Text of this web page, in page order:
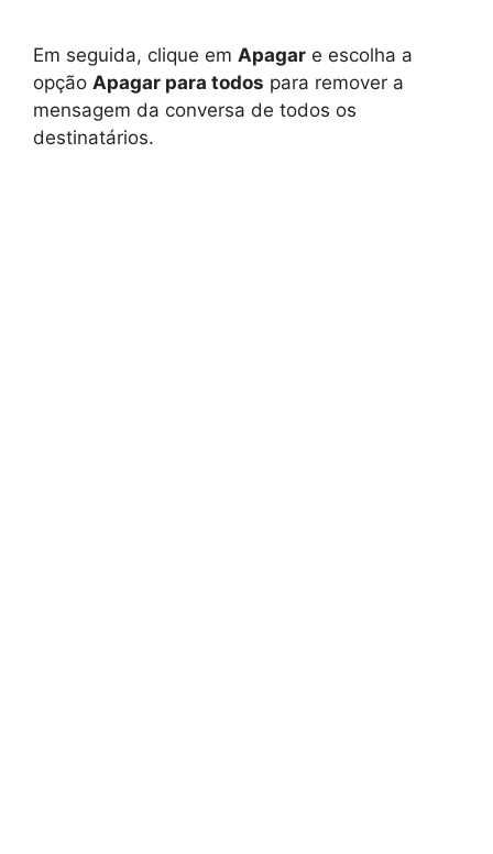
Em seguida, clique em Apagar e escolha a
opção Apagar para todos para remover a
mensagem da conversa de todos os
destinatários.